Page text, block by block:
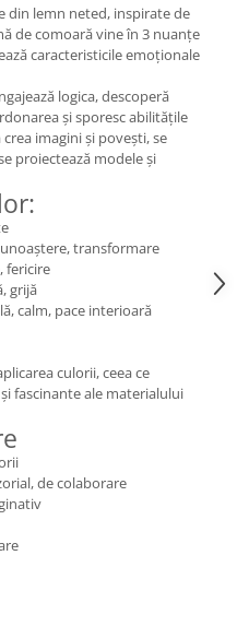
din lemn neted, inspirate de
de comoară vine în 3 nuanțe
caracteristicile emoționale
logica, descoperă
și sporesc abilitățile
imagini și povești, se
proiectează modele și
transformare
fericire
grijă
calm, pace interioară
culorii, ceea ce
fascinante ale materialului
de colaborare